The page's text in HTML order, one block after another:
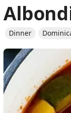
Dinner